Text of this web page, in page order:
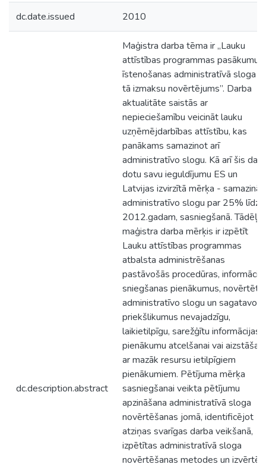
dc.date.issued 2010
dc.description.abstract
Maģistra darba tēma ir „Lauku
attīstības programmas pasākumu
īstenošanas administratīvā sloga
tā izmaksu novērtējums”. Darba
aktualitāte saistās ar
nepieciešamību veicināt lauku
uzņēmējdarbības attīstību, kas
panākams samazinot arī
administratīvo slogu. Kā arī šis
dotu savu ieguldījumu ES un
Latvijas izvirzītā mērķa - samazināt
administratīvo slogu par 25% līdz
2012.gadam, sasniegšanā. Tādēļ
maģistra darba mērķis ir izpētīt
Lauku attīstības programmas
atbalsta administrēšanas
pastāvošās procedūras,
sniegšanas pienākumus, novērtēt
administratīvo slogu un sagatavot
priekšlikumus nevajadzīgu,
laikietilpīgu, sarežģītu informācijas
pienākumu atcelšanai vai
ar mazāk resursu ietilpīgiem
pienākumiem. Pētījuma mērķa
sasniegšanai veikta pētījumu
apzināšana administratīvā sloga
novērtēšanas jomā, identificējot
atziņas svarīgas darba veikšanā,
izpētītas administratīvā sloga
novērtēšanas metodes un